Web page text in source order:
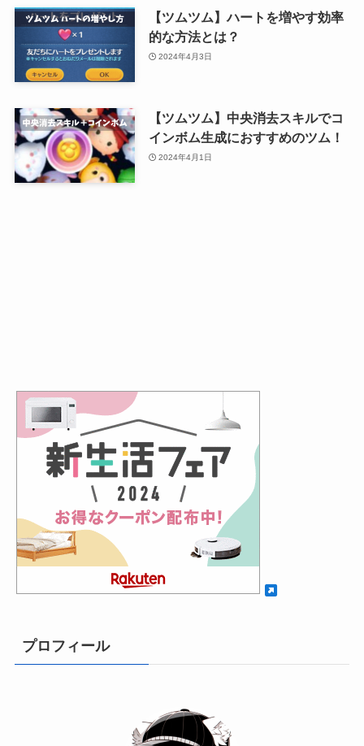
【ツムツム】ハートを増やす効率
的な方法とは？
2024年4月3日
【ツムツム】中央消去スキルでコ
インボム生成におすすめのツム！
2024年4月1日
プロフィール